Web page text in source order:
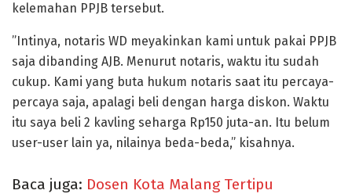
kelemahan PPJB tersebut.
”Intinya, notaris WD meyakinkan kami untuk pakai PPJB
saja dibanding AJB. Menurut notaris, waktu itu sudah
cukup. Kami yang buta hukum notaris saat itu percaya-
percaya saja, apalagi beli dengan harga diskon. Waktu
itu saya beli 2 kavling seharga Rp150 juta-an. Itu belum
user-user lain ya, nilainya beda-beda,” kisahnya.
Baca juga: Dosen Kota Malang Tertipu